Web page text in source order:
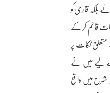
بلکہ قاری کو
قائم کر کے
کے متعلق نکات پر
لیے میں نے
شرح میں واقع